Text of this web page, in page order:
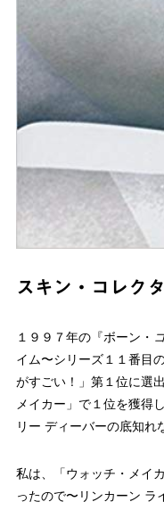
スキン・コレク
１９９７年の『ボーン・
イム〜シリーズ１１番目
がすごい！」第１位に選
メイカー」で１位を獲得
リー ディーバーの底知れ
私は、「ウォッチ・メイ
ったので〜リンカーン ラ